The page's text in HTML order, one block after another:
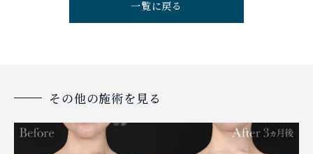
一覧に戻る
その他の施術を見る